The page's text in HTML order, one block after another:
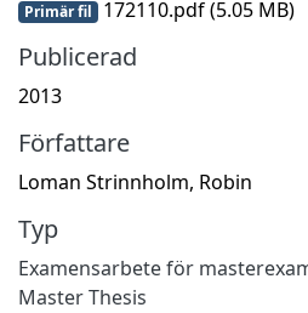
Primär fil 172110.pdf(5.05 MB)
Publicerad
2013
Författare
Loman Strinnholm, Robin
Typ
Examensarbete för
Master Thesis